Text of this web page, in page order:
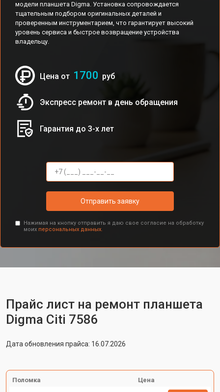
модели планшета Digma. Установка сопровождается
тщательным подбором оригинальных деталей и
проверенным инструментарием, что гарантирует высокий
уровень сервиса и быстрое возвращение устройства
владельцу.
Цена от 1700 руб
Экспресс ремонт в день обращения
Гарантия до 3-х лет
Отправить заявку
Нажимая на кнопку отправить я даю свое согласие на обработку
моих персональных данных.
Прайс лист на ремонт планшета
Digma Citi 7586
Дата обновления прайса: 16.07.2026
Поломка Цена